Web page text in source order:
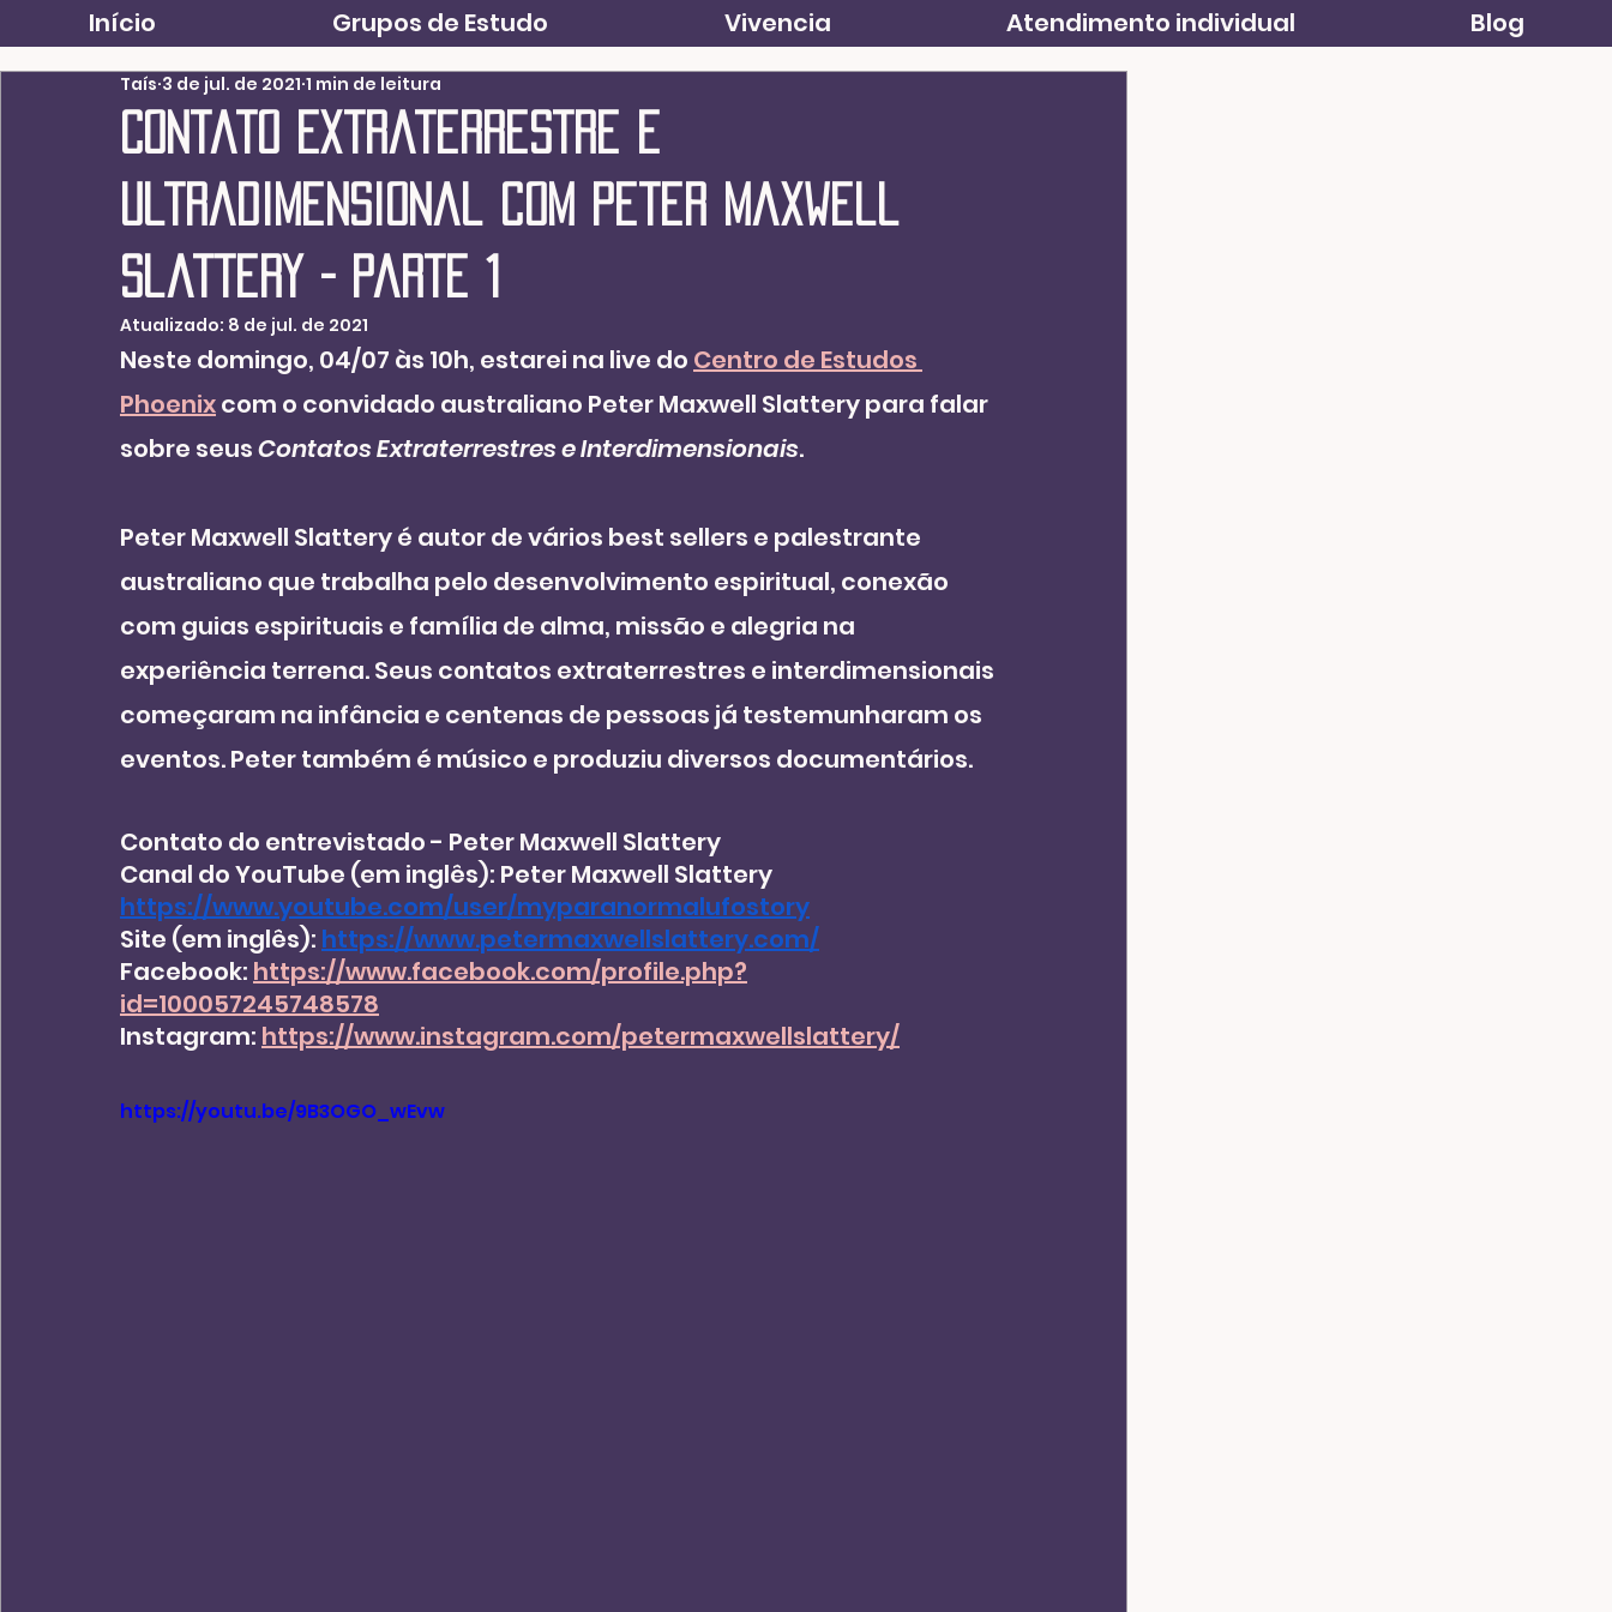
Início Grupos de Estudo Vivencia Atendimento individual Blog
Contato Extraterrestre e
Ultradimensional com Peter Maxwell
Slattery - parte 1
Taís 3 de jul. de 2021 1 min de leitura
Atualizado: 8 de jul. de 2021
Neste domingo, 04/07 às 10h, estarei na live do Centro de Estudos
Phoenix com o convidado australiano Peter Maxwell Slattery para falar
sobre seus Contatos Extraterrestres e Interdimensionais.
Peter Maxwell Slattery é autor de vários best sellers e palestrante
australiano que trabalha pelo desenvolvimento espiritual, conexão
com guias espirituais e família de alma, missão e alegria na
experiência terrena. Seus contatos extraterrestres e interdimensionais
começaram na infância e centenas de pessoas já testemunharam os
eventos. Peter também é músico e produziu diversos documentários.
Contato do entrevistado - Peter Maxwell Slattery
Canal do YouTube (em inglês): Peter Maxwell Slattery
https://www.youtube.com/user/myparanormalufostory
Site (em inglês): https://www.petermaxwellslattery.com/
Facebook: https://www.facebook.com/profile.php?
id=100057245748578
Instagram: https://www.instagram.com/petermaxwellslattery/
https://youtu.be/9B3OGO_wEvw